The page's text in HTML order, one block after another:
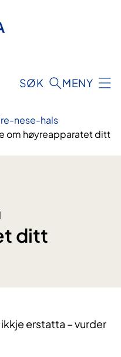
SØK MENY
nese-hals
om høyreapparatet ditt
ditt
erstatta – vurder